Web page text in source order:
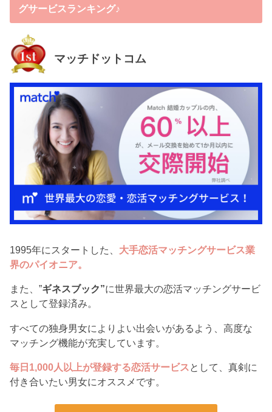
グサービスランキング♪
マッチドットコム
1995年にスタートした、 大手恋活マッチングサービス業
界のパイオニア。
また、”ギネスブック”に世界最大の恋活マッチングサービ
スとして登録済み。
すべての独身男女によりよい出会いがあるよう、高度な
マッチング機能が充実しています。
毎日1,000人以上が登録する恋活サービス として、真剣に
付き合いたい男女にオススメです。